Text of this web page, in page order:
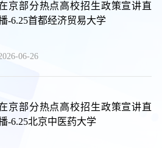
京部分热点高校招生政策宣讲直
-6.25首都经济贸易大学
06-26
京部分热点高校招生政策宣讲直
-6.25北京中医药大学